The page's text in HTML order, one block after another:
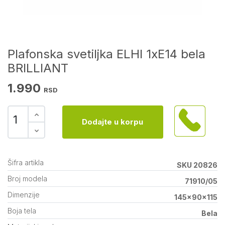
Plafonska svetiljka ELHI 1xE14 bela
BRILLIANT
1.990 RSD
Dodajte u korpu
Šifra artikla
SKU 20826
Broj modela
71910/05
Dimenzije
145x90x115
Boja tela
Bela